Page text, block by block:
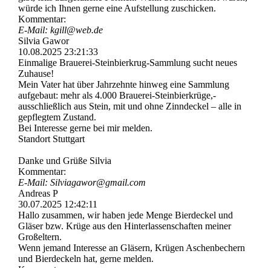
würde ich Ihnen gerne eine Aufstellung zuschicken.
Kommentar:
E-Mail: kgill@web.de
Silvia Gawor
10.08.2025 23:21:33
Einmalige Brauerei-­Steinbierkrug-­Sammlung sucht neues
Zuhause!
Mein Vater hat über Jahrzehnte hinweg eine Sammlung
aufgebaut: mehr als 4.000 Brauerei-­Steinbierkrü­ge,­
ausschließlich aus Stein, mit und ohne Zinndeckel – alle in
gepflegtem Zustand.
Bei Interesse gerne bei mir melden.
Standort Stuttgart
Danke und Grüße Silvia
Kommentar:
E-Mail: Silviagawor@gmail.com
Andreas P
30.07.2025 12:42:11
Hallo zusammen, wir haben jede Menge Bierdeckel und
Gläser bzw. Krüge aus den Hinterlassenschaften meiner
Großeltern.
Wenn jemand Interesse an Gläsern, Krügen Aschenbechern
und Bierdeckeln hat, gerne melden.